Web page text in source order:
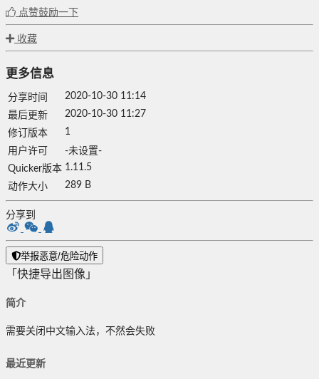
点赞鼓励一下
收藏
更多信息
分享时间
2020-10-30 11:14
最后更新
2020-10-30 11:27
修订版本
1
用户许可
-未设置-
Quicker版本 1.11.5
动作大小
289 B
分享到
举报恶意/危险动作
「快捷导出图像」
简介
需要关闭中文输入法，不然会失败
最近更新